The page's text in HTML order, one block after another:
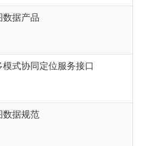
数据产品
式协同定位服务接口
数据规范